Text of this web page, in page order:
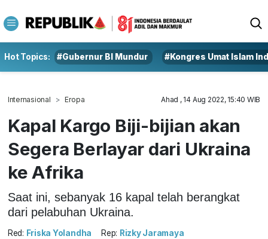
Hot Topics: #Gubernur BI Mundur #Kongres Umat Islam
Internasional Eropa Ahad , 14 Aug 2022, 15:40 WIB
Kapal Kargo Biji-bijian akan
Segera Berlayar dari Ukraina
ke Afrika
Saat ini, sebanyak 16 kapal telah berangkat
dari pelabuhan Ukraina.
Red: Friska Yolandha Rep: Rizky Jaramaya